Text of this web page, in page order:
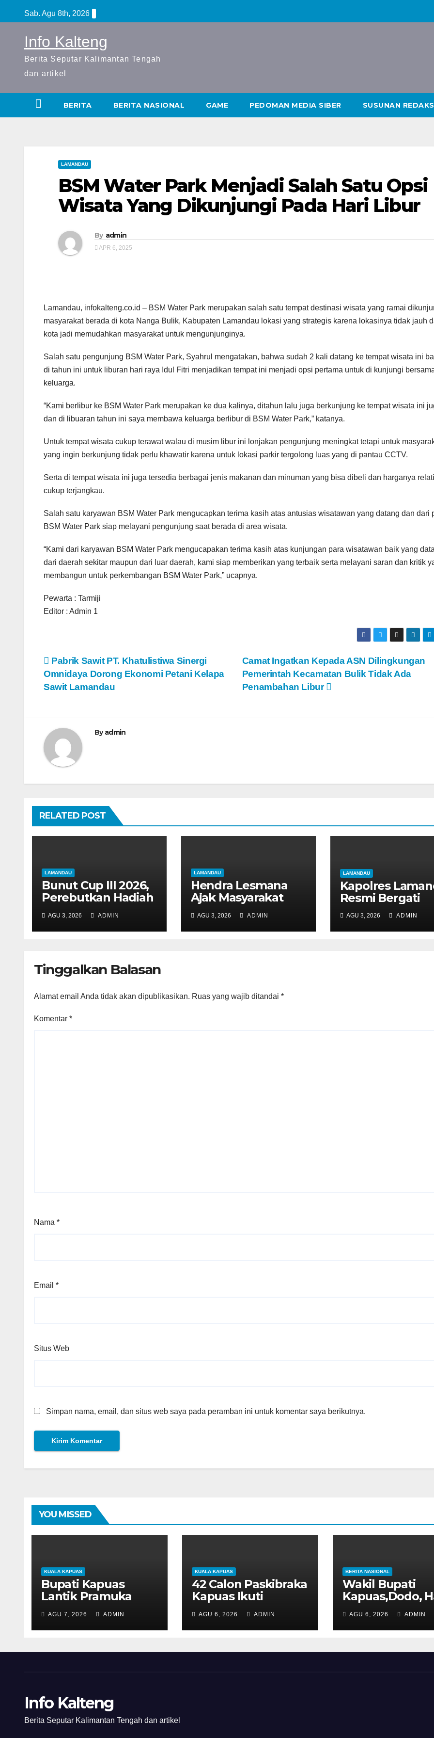
k
c
Sab. Agu 8th, 2026
Info Kalteng
Berita Seputar Kalimantan Tengah
dan artikel
BERITA BERITA NASIONAL GAME PEDOMAN MEDIA SIBER SUSUNAN
LAMANDAU
BSM Water Park Menjadi Salah Satu Opsi
Wisata Yang Dikunjungi Pada Hari Libur
By admin
APR 6, 2025
Lamandau, infokalteng.co.id – BSM Water Park merupakan salah satu tempat destinasi wisata yang ramai
masyarakat berada di kota Nanga Bulik, Kabupaten Lamandau lokasi yang strategis karena lokasinya tidak jauh
kota jadi memudahkan masyarakat untuk mengunjunginya.
Salah satu pengunjung BSM Water Park, Syahrul mengatakan, bahwa sudah 2 kali datang ke tempat wisata ini
di tahun ini untuk liburan hari raya Idul Fitri menjadikan tempat ini menjadi opsi pertama untuk di kunjungi
keluarga.
“Kami berlibur ke BSM Water Park merupakan ke dua kalinya, ditahun lalu juga berkunjung ke tempat wisata ini
dan di libuaran tahun ini saya membawa keluarga berlibur di BSM Water Park,” katanya.
Untuk tempat wisata cukup terawat walau di musim libur ini lonjakan pengunjung meningkat tetapi untuk
yang ingin berkunjung tidak perlu khawatir karena untuk lokasi parkir tergolong luas yang di pantau CCTV.
Serta di tempat wisata ini juga tersedia berbagai jenis makanan dan minuman yang bisa dibeli dan harganya
cukup terjangkau.
Salah satu karyawan BSM Water Park mengucapkan terima kasih atas antusias wisatawan yang datang dan dari
BSM Water Park siap melayani pengunjung saat berada di area wisata.
“Kami dari karyawan BSM Water Park mengucapakan terima kasih atas kunjungan para wisatawan baik yang
dari daerah sekitar maupun dari luar daerah, kami siap memberikan yang terbaik serta melayani saran dan kritik
membangun untuk perkembangan BSM Water Park,” ucapnya.
Pewarta : Tarmiji
Editor : Admin 1
N
a
g
a
s
i
p
Camat Ingatkan Kepada ASN Dilingkungan
Pemerintah Kecamatan Bulik Tidak Ada
Penambahan Libur
Pabrik Sawit PT. Khatulistiwa Sinergi
Omnidaya Dorong Ekonomi Petani Kelapa
Sawit Lamandau
Byadmin
RELATED POST
LAMANDAU
Bunut Cup III 2026,
Perebutkan Hadiah
Rp110 Juta
AGU 3, 2026 ADMIN
LAMANDAU
Hendra Lesmana
Ajak Masyarakat
Jaga Semangat
Pejuang
Pemekaran
AGU 3, 2026 ADMIN
LAMANDAU
Kapolres
Resmi Bergati
AGU 3, 2026 ADMIN
Tinggalkan Balasan
Alamat email Anda tidak akan dipublikasikan. Ruas yang wajib ditandai *
Komentar *
Nama *
Email *
Situs Web
Simpan nama, email, dan situs web saya pada peramban ini untuk komentar saya berikutnya.
YOU MISSED
KUALA KAPUAS
Bupati Kapuas
Lantik Pramuka
Generasi Muda Jadi
Teladan
AGU 7, 2026 ADMIN
KUALA KAPUAS
42 Calon Paskibraka
Kapuas Ikuti
Wiyatno Tekankan
Jiwa Nasionalisme
AGU 6, 2026 ADMIN
BERITA NASIONAL
Wakil Bupati
Kapuas,Dodo,
Kabupaten
Ke-24 Tahun
AGU 6, 2026 ADMIN
Info Kalteng
Berita Seputar Kalimantan Tengah dan artikel